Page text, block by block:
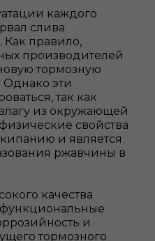
каждого
слива
Как правило,
производителей
тормозную
Однако эти
так как
из окружающей
свойства
и является
ржавчины в
качества
и
тормозного